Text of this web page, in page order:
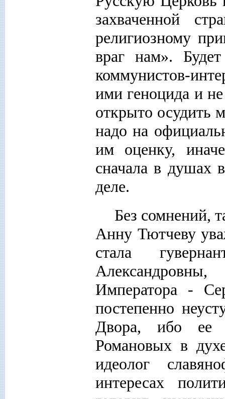
захваченной
религиозному
враг нам».
коммунистов-
ими геноцида и
открыто осудить
надо на
им оценку,
сначала в душах
деле.
Без сомнений,
Анну Тютчеву
стала
Императора -
постепенно
Двора, ибо ее
Романовых в
идеолог
интересах